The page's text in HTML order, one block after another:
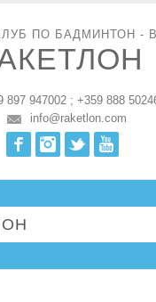
ПО БАДМИНТОН -
897 947002 ; +359 888
info@raketlon.com
FacebookInstagram
Twitter